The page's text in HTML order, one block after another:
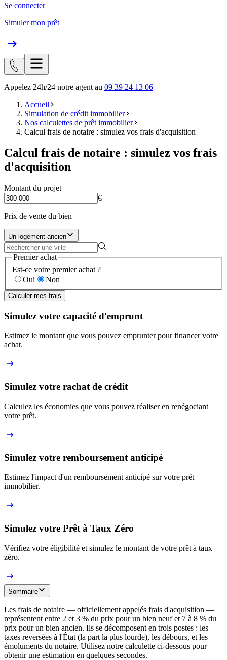
Se connecter
Simuler mon prêt
Appelez 24h/24 notre agent au 09 39 24 13 06
Accueil
Simulation de crédit immobilier
Nos calculettes de prêt immobilier
Calcul frais de notaire : simulez vos frais d'acquisition
Calcul frais de notaire : simulez vos frais
d'acquisition
Montant du projet
€
Prix de vente du bien
Un logement ancien
Premier achat
Est-ce votre premier achat ?
Oui
Non
Calculer mes frais
Simulez votre capacité d'emprunt
Estimez le montant que vous pouvez emprunter pour financer votre
achat.
Simulez votre rachat de crédit
Calculez les économies que vous pouvez réaliser en renégociant
votre prêt.
Simulez votre remboursement anticipé
Estimez l'impact d'un remboursement anticipé sur votre prêt
immobilier.
Simulez votre Prêt à Taux Zéro
Vérifiez votre éligibilité et simulez le montant de votre prêt à taux
zéro.
Sommaire
Les frais de notaire — officiellement appelés frais d'acquisition —
représentent entre 2 et 3 % du prix pour un bien neuf et 7 à 8 % du
prix pour un bien ancien. Ils se décomposent en trois postes : les
taxes reversées à l'État (la part la plus lourde), les débours, et les
émoluments du notaire. Utilisez notre calculette ci-dessous pour
obtenir une estimation en quelques secondes.